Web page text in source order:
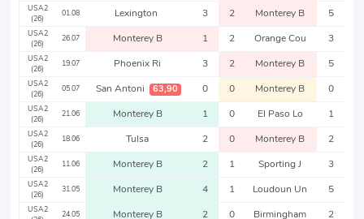
USA2
(26)
01.08 Lexington 3 2 Monterey B 5
USA2
(26)
26.07 Monterey B 1 2 Orange Cou 3
USA2
(26)
19.07 Phoenix Ri 3 2 Monterey B 5
USA2
(26)
05.07 San Antoni 63,90 0 0 Monterey B 0
USA2
(26)
21.06 Monterey B 1 0 El Paso Lo 1
USA2
(26)
18.06 Tulsa 2 0 Monterey B 2
USA2
(26)
11.06 Monterey B 2 1 Sporting J 3
USA2
(26)
31.05 Monterey B 4 1 Loudoun Un 5
USA2
24.05 Monterey B 2 0 Birmingham 2